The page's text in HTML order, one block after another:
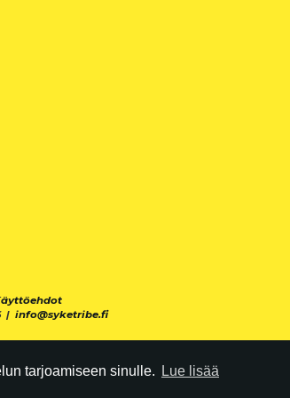
tarjoamiseen sinulle. Lue lisää
| info@syketribe.fi